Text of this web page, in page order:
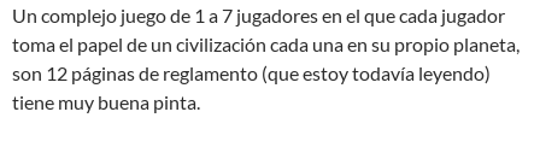
Un complejo juego de 1 a 7 jugadores en el que cada jugador
toma el papel de un civilización cada una en su propio planeta,
son 12 páginas de reglamento (que estoy todavía leyendo)
tiene muy buena pinta.